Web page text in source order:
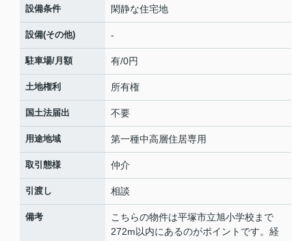
設備条件 閑静な住宅地
設備(その他) -
駐車場/月額 有/0円
土地権利 所有権
国土法届出 不要
用途地域 第一種中高層住居専用
取引態様 仲介
引渡し 相談
備考
こちらの物件は平塚市立旭小学校まで
272m以内にあるのがポイントです。経